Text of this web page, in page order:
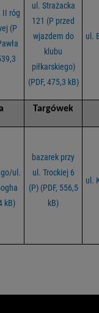
II róg
(P
ul. Strażacka
121 (P przed
wjazdem do
klubu
piłkarskiego)
(PDF, 475,3 kB)
ul.
Targówek
ul.
kB)
bazarek przy
ul. Trockiej 6
(P) (PDF, 556,5
kB)
ul.